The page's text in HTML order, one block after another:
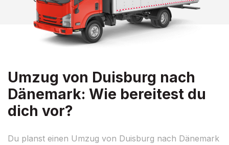
Umzug von Duisburg nach
Dänemark: Wie bereitest du
dich vor?
Du planst einen Umzug von Duisburg nach Dänemark